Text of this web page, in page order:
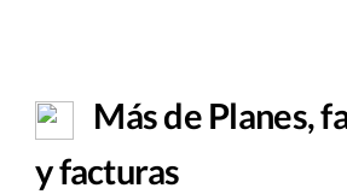
Más de Planes,
y facturas